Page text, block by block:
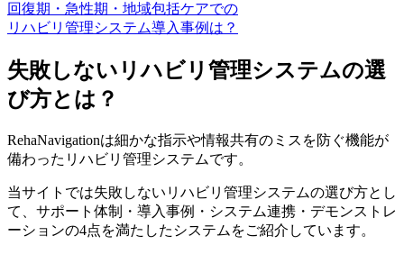
回復期・急性期・地域包括ケアでの
リハビリ管理システム導入事例は？
失敗しないリハビリ管理システムの選
び方とは？
RehaNavigationは細かな指示や情報共有のミスを防ぐ機能が
備わったリハビリ管理システムです。
当サイトでは失敗しないリハビリ管理システムの選び方とし
て、 サポート体制・導入事例・システム連携・デモンストレ
ーションの4点を満たしたシステムをご紹介しています。